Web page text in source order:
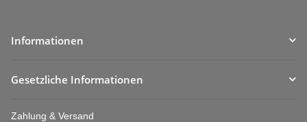
Informationen
Gesetzliche Informationen
Zahlung & Versand